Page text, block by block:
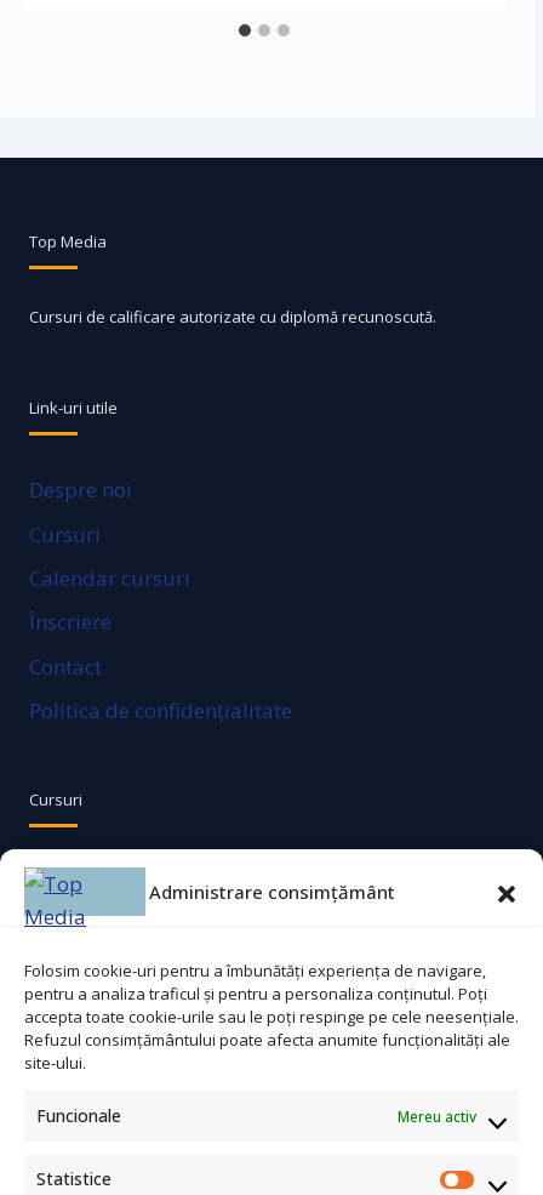
Administrare consimțământ
Folosim cookie-uri pentru a îmbunătăți experiența de navigare,
pentru a analiza traficul și pentru a personaliza conținutul. Poți
accepta toate cookie-urile sau le poți respinge pe cele neesențiale.
Refuzul consimțământului poate afecta anumite funcționalități ale
site-ului.
Funcionale Mereu activ
Statistice
Top Media
Cursuri de calificare autorizate cu diplomă recunoscută.
Link-uri utile
Despre noi
Cursuri
Calendar cursuri
Înscriere
Contact
Politica de confidențialitate
Cursuri
Agent securitate
Bucătar
Ajutor bucătar
Lucrător comercial
Contact